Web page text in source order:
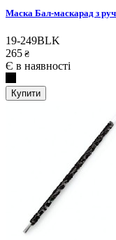
Маска Бал-маскарад з
19-249BLK
265 ₴
Є в наявності
Купити